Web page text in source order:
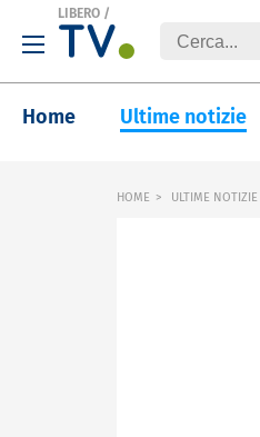
LIBERO /
Home Ultime notizie
HOME ULTIME NOTIZIE